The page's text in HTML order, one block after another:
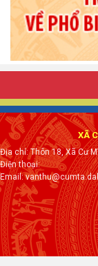
XÃ
Địa chỉ: Thôn 18, Xã Cư
Điện thoại:
Email: